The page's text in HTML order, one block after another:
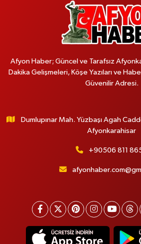
Afyon Haber; Güncel ve Tarafsız
Dakika Gelişmeleri, Köşe Yazıları ve
Güvenilir Adresi.
Dumlupınar Mah. Yüzbaşı Agah
Afyonkarahisar
+90506 811